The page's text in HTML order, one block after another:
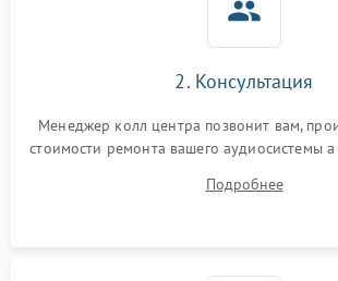
2. Консультация
Менеджер колл центра позвонит вам,
стоимости ремонта вашего аудиосистемы а
Подробнее